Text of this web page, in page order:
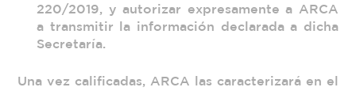
220/2019, y autorizar expresamente a ARCA
a transmitir la información declarada a dicha
Secretaría.
Una vez calificadas, ARCA las caracterizará en el